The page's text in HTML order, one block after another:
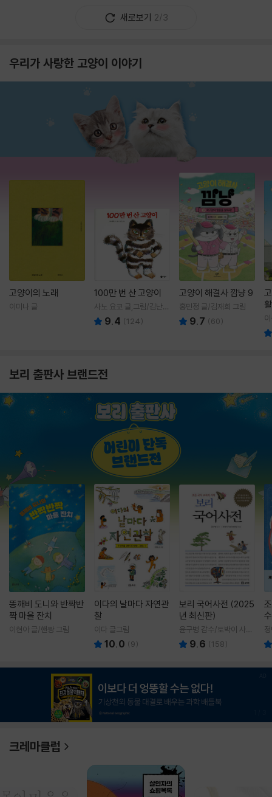
새로보기 2/3
우리가 사랑한 고양이 이야기
고양이의 노래
이미나 글
100만 번 산 고양이
사노 요코 글,그림/김난주
역 9.4 (124)
고양이 해결사 깜냥 9
홍민정 글/김재희 그림
9.7 (60)
보리 출판사 브랜드전
똥깨비 도니와 반짝반
짝 마을 잔치
이현아 글/핸짱 그림
이다의 날마다 자연관
찰
이다 글그림
10.0 (9)
보리 국어사전 (2025
년 최신판)
윤구병 감수/토박이 사전
편찬실 편
9.6 (158)
크레마클럽